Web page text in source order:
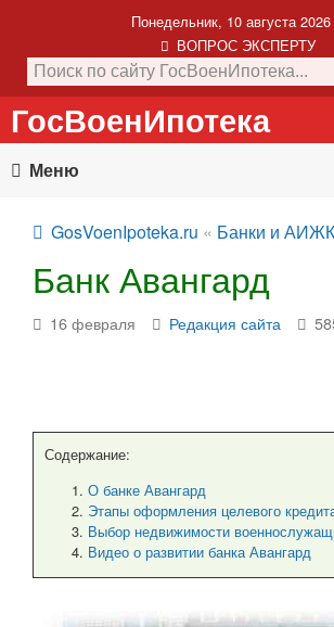
Понедельник, 10 августа 2026
ВОПРОС ЭКСПЕРТУ
ГосВоенИпотека
Меню
GosVoenIpoteka.ru « Банки и АИЖК
Банк Авангард
16 февраля Редакция сайта
Содержание:
О банке Авангард
Этапы оформления целевого
Выбор недвижимости
Видео о развитии банка Авангард